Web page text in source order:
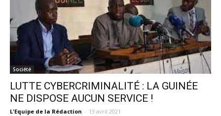
Société
LUTTE CYBERCRIMINALITÉ : LA GUINÉE
NE DISPOSE AUCUN SERVICE !
L'Equipe de la Rédaction - 13 avril 2021